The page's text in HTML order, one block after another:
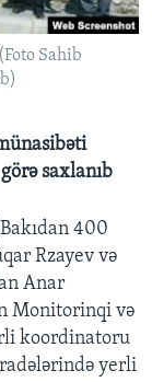
Sahib
saxlanıb
400
Rzayev və
Anar
Monitorinqi və
koordinatoru
radələrində yerli